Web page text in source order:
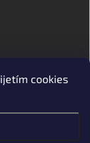
cookies